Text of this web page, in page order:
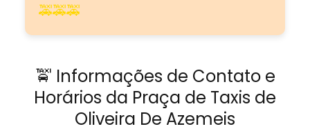
🚕🚕🚕
🚖 Informações de Contato e
Horários da Praça de Taxis de
Oliveira De Azemeis